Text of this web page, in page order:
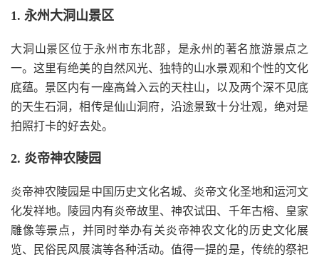
1. 永州大洞山景区
大洞山景区位于永州市东北部，是永州的著名旅游景点之
一。这里有绝美的自然风光、独特的山水景观和个性的文化
底蕴。景区内有一座高耸入云的天柱山，以及两个深不见底
的天生石洞，相传是仙山洞府，沿途景致十分壮观，绝对是
拍照打卡的好去处。
2. 炎帝神农陵园
炎帝神农陵园是中国历史文化名城、炎帝文化圣地和运河文
化发祥地。陵园内有炎帝故里、神农试田、千年古榕、皇家
雕像等景点，并同时举办有关炎帝神农文化的历史文化展
览、民俗民风展演等各种活动。值得一提的是，传统的祭祀